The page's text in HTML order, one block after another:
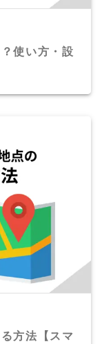
使い方・設
方法【スマ